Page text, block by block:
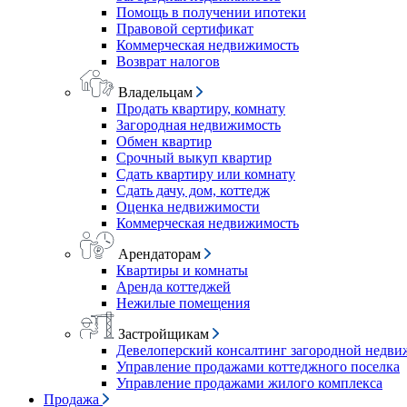
Помощь в получении ипотеки
Правовой сертификат
Коммерческая недвижимость
Возврат налогов
Владельцам
Продать квартиру, комнату
Загородная недвижимость
Обмен квартир
Срочный выкуп квартир
Сдать квартиру или комнату
Сдать дачу, дом, коттедж
Оценка недвижимости
Коммерческая недвижимость
Арендаторам
Квартиры и комнаты
Аренда коттеджей
Нежилые помещения
Застройщикам
Девелоперский консалтинг загородной
Управление продажами коттеджного поселка
Управление продажами жилого комплекса
Продажа